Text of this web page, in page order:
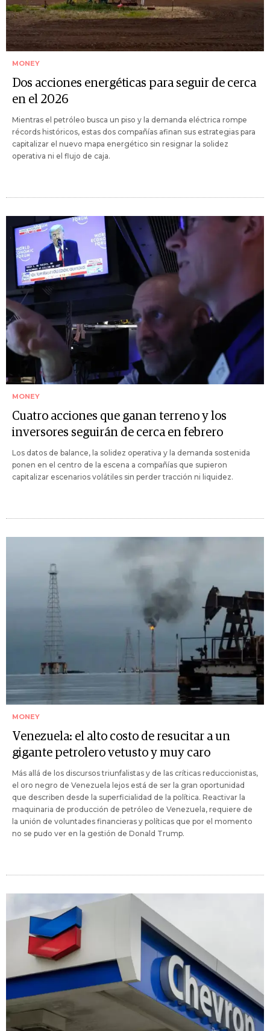
MONEY
Dos acciones energéticas para seguir de cerca
en el 2026
Mientras el petróleo busca un piso y la demanda eléctrica rompe
récords históricos, estas dos compañías afinan sus estrategias para
capitalizar el nuevo mapa energético sin resignar la solidez
operativa ni el flujo de caja.
MONEY
Cuatro acciones que ganan terreno y los
inversores seguirán de cerca en febrero
Los datos de balance, la solidez operativa y la demanda sostenida
ponen en el centro de la escena a compañías que supieron
capitalizar escenarios volátiles sin perder tracción ni liquidez.
MONEY
Venezuela: el alto costo de resucitar a un
gigante petrolero vetusto y muy caro
Más allá de los discursos triunfalistas y de las críticas reduccionistas,
el oro negro de Venezuela lejos está de ser la gran oportunidad
que describen desde la superficialidad de la política. Reactivar la
maquinaria de producción de petróleo de Venezuela, requiere de
la unión de voluntades financieras y políticas que por el momento
no se pudo ver en la gestión de Donald Trump.